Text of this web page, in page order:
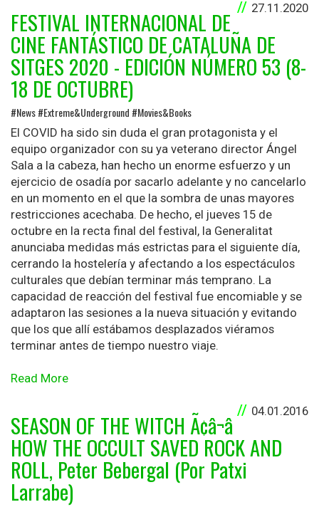
27.11.2020
FESTIVAL INTERNACIONAL DE
CINE FANTÁSTICO DE CATALUÑA DE
SITGES 2020 - EDICIÓN NÚMERO 53 (8-
18 DE OCTUBRE)
#News #Extreme&Underground #Movies&Books
El COVID ha sido sin duda el gran protagonista y el
equipo organizador con su ya veterano director Ángel
Sala a la cabeza, han hecho un enorme esfuerzo y un
ejercicio de osadía por sacarlo adelante y no cancelarlo
en un momento en el que la sombra de unas mayores
restricciones acechaba. De hecho, el jueves 15 de
octubre en la recta final del festival, la Generalitat
anunciaba medidas más estrictas para el siguiente día,
cerrando la hostelería y afectando a los espectáculos
culturales que debían terminar más temprano. La
capacidad de reacción del festival fue encomiable y se
adaptaron las sesiones a la nueva situación y evitando
que los que allí estábamos desplazados viéramos
terminar antes de tiempo nuestro viaje.
Read More
04.01.2016
SEASON OF THE WITCH Ã¢â¬â
HOW THE OCCULT SAVED ROCK AND
ROLL, Peter Bebergal (Por Patxi
Larrabe)